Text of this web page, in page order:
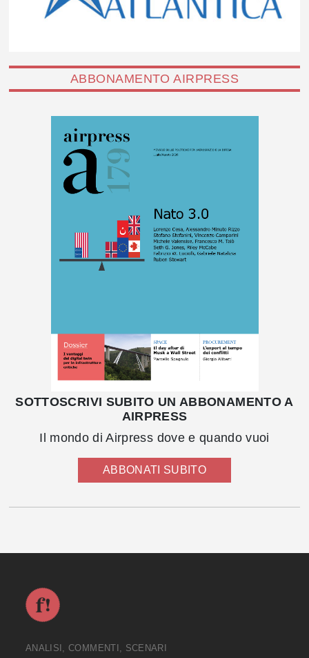
ABBONAMENTO AIRPRESS
SOTTOSCRIVI SUBITO UN ABBONAMENTO A
AIRPRESS
Il mondo di Airpress dove e quando vuoi
ABBONATI SUBITO
ANALISI, COMMENTI, SCENARI